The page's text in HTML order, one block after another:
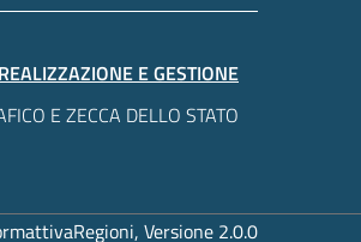
REALIZZAZIONE E GESTIONE
E ZECCA DELLO STATO
Versione 2.0.0